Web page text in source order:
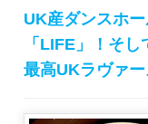
UK産ダンスホ
「LIFE」！そ
最高UKラヴァー